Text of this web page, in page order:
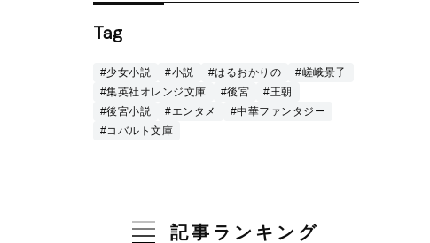
Tag
#少女小説 #小説 #はるおかりの
#嵯峨景子
#集英社オレンジ文庫
#後宮
#王朝
#後宮小説
#エンタメ
#中華ファンタジー
#コバルト文庫
記事ランキング